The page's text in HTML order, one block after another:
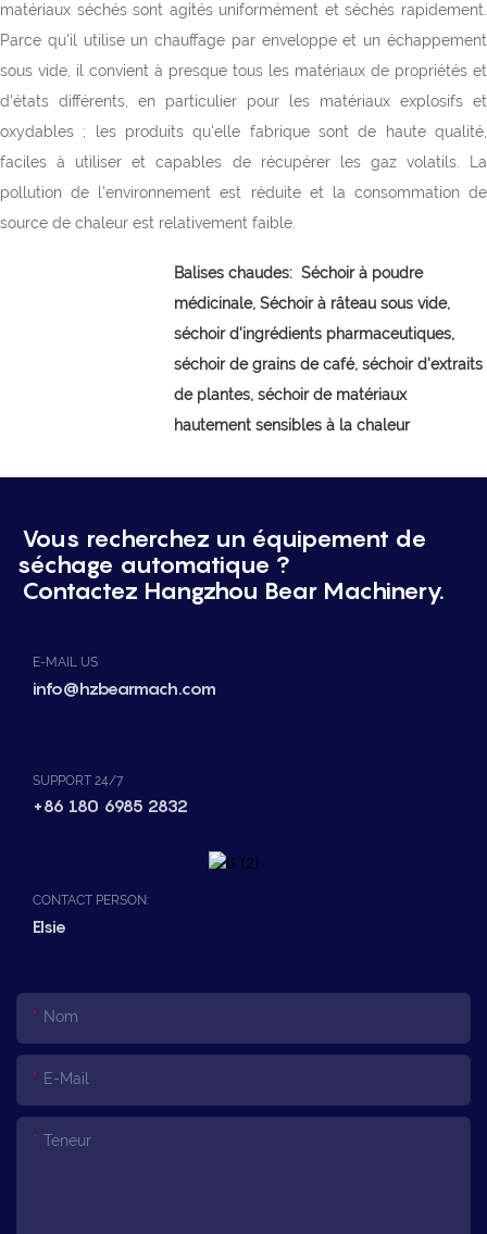
matériaux séchés sont agités uniformément et séchés rapidement.
Parce qu'il utilise un chauffage par enveloppe et un échappement
sous vide, il convient à presque tous les matériaux de propriétés et
d'états différents, en particulier pour les matériaux explosifs et
oxydables ; les produits qu'elle fabrique sont de haute qualité,
faciles à utiliser et capables de récupérer les gaz volatils. La
pollution de l'environnement est réduite et la consommation de
source de chaleur est relativement faible.
Balises chaudes: Séchoir à poudre
médicinale, Séchoir à râteau sous vide,
séchoir d'ingrédients pharmaceutiques,
séchoir de grains de café, séchoir d'extraits
de plantes, séchoir de matériaux
hautement sensibles à la chaleur
Vous recherchez un équipement de
séchage automatique ?
Contactez Hangzhou Bear Machinery.
E-MAIL US
info@hzbearmach.com
SUPPORT 24/7
+86 180 6985 2832
CONTACT PERSON:
Elsie
Nom
E-Mail
Teneur